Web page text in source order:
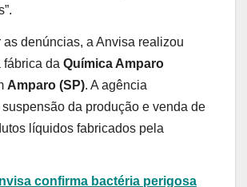
as denúncias, a Anvisa realizou
fábrica da Química Amparo
Amparo (SP). A agência
da produção e venda de
líquidos fabricados pela
confirma bactéria perigosa